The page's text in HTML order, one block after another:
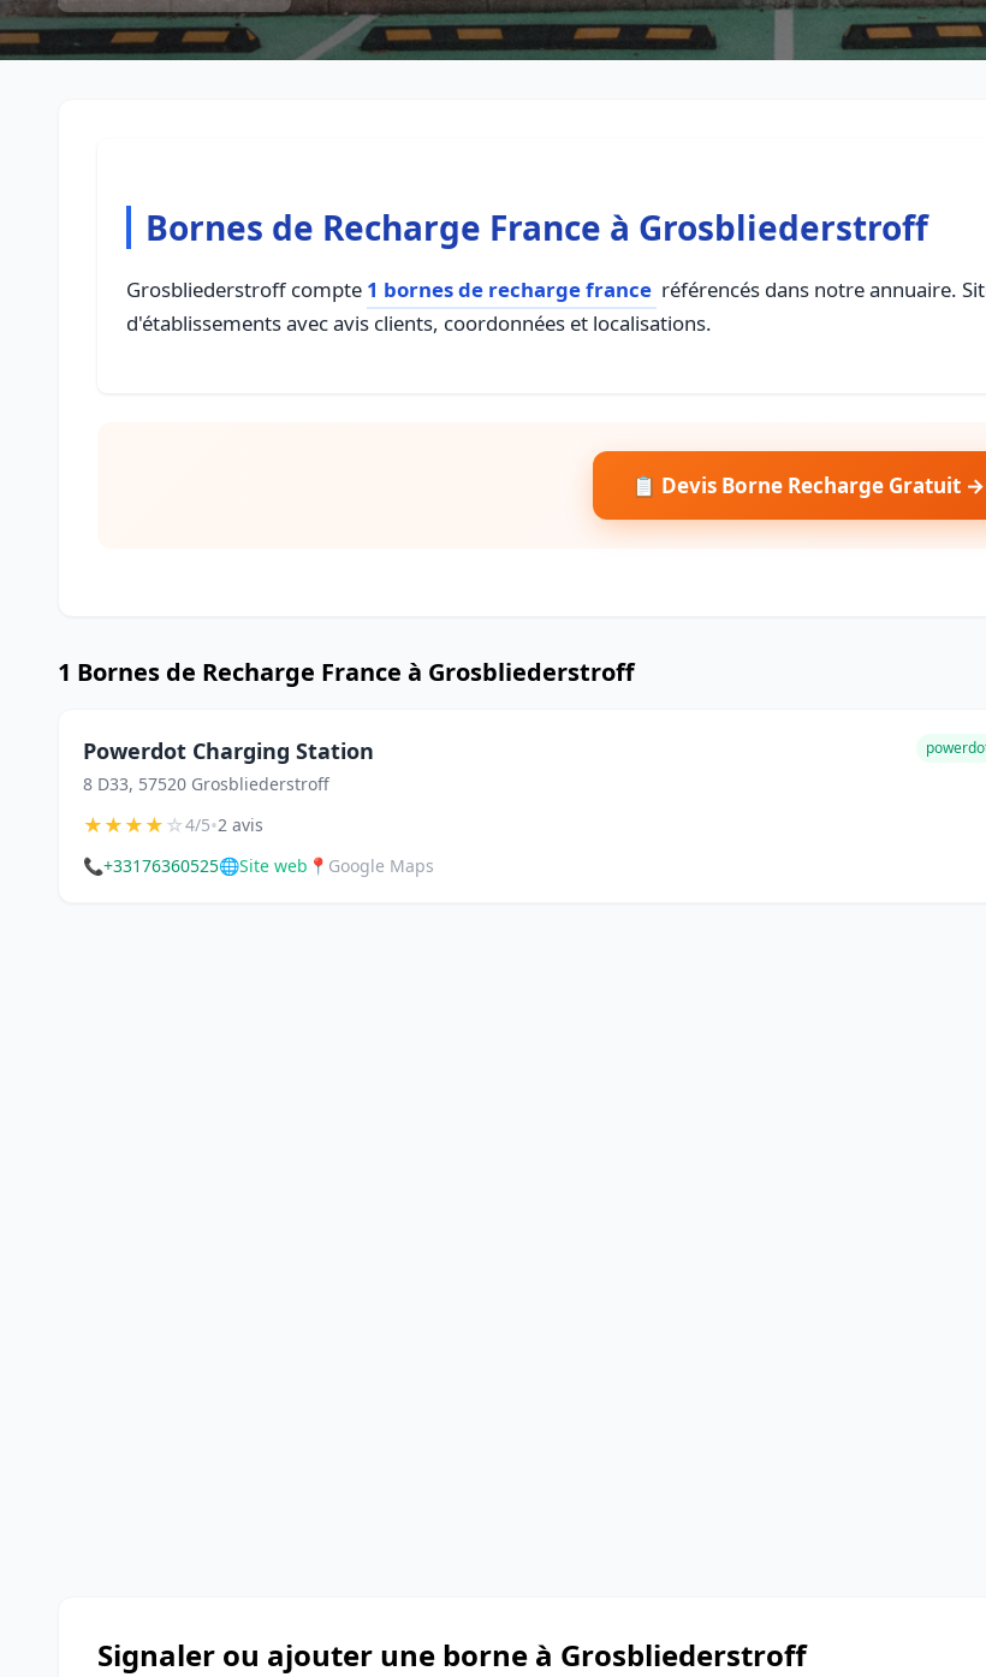
Bornes de Recharge France à Grosbliederstroff
Grosbliederstroff compte 1 bornes de recharge france référencés dans notre annuaire.
d'établissements avec avis clients, coordonnées et localisations.
📋 Devis Borne Recharge Gratuit →
1 Bornes de Recharge France à Grosbliederstroff
Powerdot Charging Station
8 D33, 57520 Grosbliederstroff
★★★★☆4/5•2 avis
📞+33176360525🌐Site web 📍 Google Maps
Signaler ou ajouter une borne à Grosbliederstroff